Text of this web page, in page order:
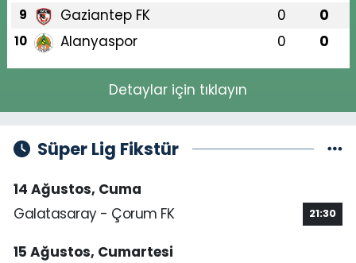
9 Gaziantep FK 0 0
10 Alanyaspor 0 0
Detaylar için tıklayın
Süper Lig Fikstür
14 Ağustos, Cuma
Galatasaray - Çorum FK
21:30
15 Ağustos, Cumartesi